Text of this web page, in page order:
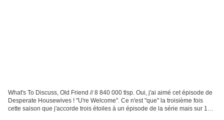
What's To Discuss, Old Friend // 8 840 000 tlsp. Oui, j'ai aimé cet épisode de
Desperate Housewives ! "U're Welcome". Ce n'est "que" la troisième fois
cette saison que j'accorde trois étoiles à un épisode de la série mais sur 10